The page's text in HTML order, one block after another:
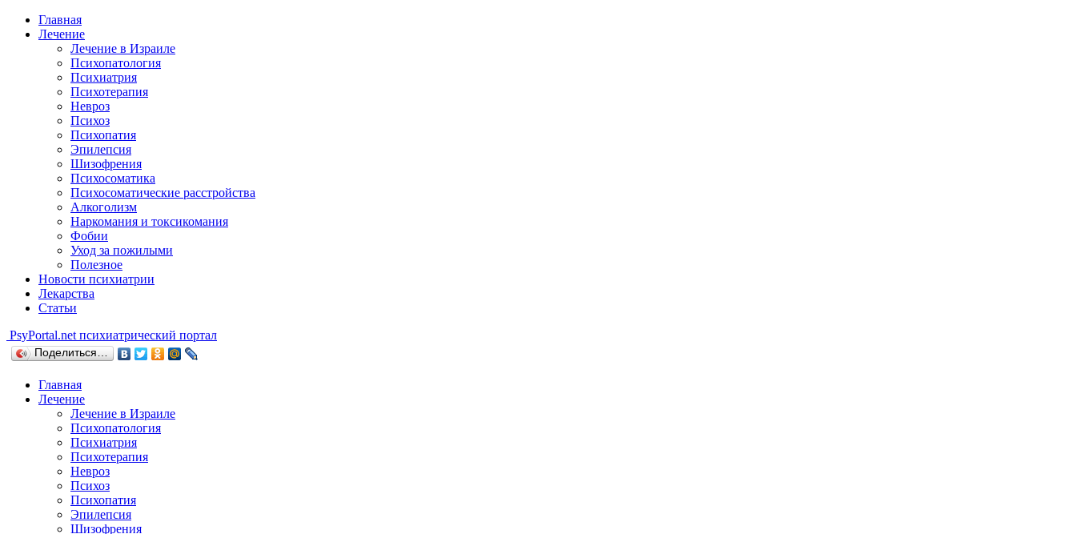
Главная
Лечение
Лечение в Израиле
Психопатология
Психиатрия
Психотерапия
Невроз
Психоз
Психопатия
Эпилепсия
Шизофрения
Психосоматика
Психосоматические расстройства
Алкоголизм
Наркомания и токсикомания
Фобии
Уход за пожилыми
Полезное
Новости психиатрии
Лекарства
Статьи
PsyPortal.net психиатрический портал
Поделиться…
Главная
Лечение
Лечение в Израиле
Психопатология
Психиатрия
Психотерапия
Невроз
Психоз
Психопатия
Эпилепсия
Шизофрения